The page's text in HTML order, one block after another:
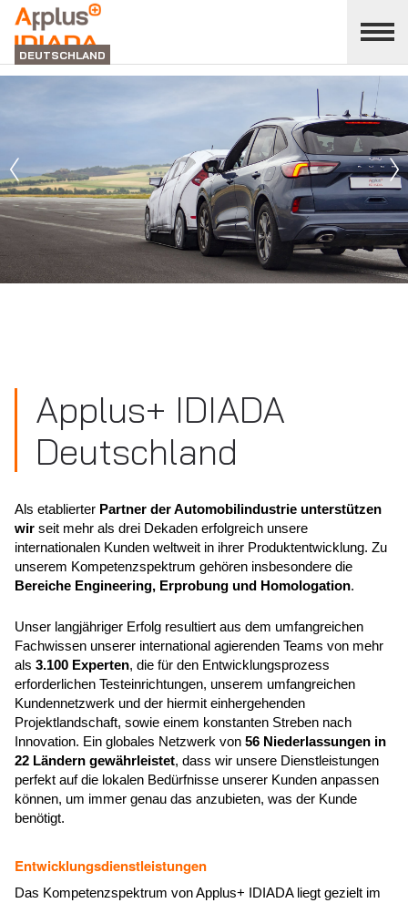
schließen
Applus+
Idiada
DEUTSCHLAND
Applus+ IDIADA
Deutschland
Als etablierter Partner der Automobilindustrie unterstützen
wir seit mehr als drei Dekaden erfolgreich unsere
internationalen Kunden weltweit in ihrer Produktentwicklung. Zu
unserem Kompetenzspektrum gehören insbesondere die
Bereiche Engineering, Erprobung und Homologation.
Unser langjähriger Erfolg resultiert aus dem umfangreichen
Fachwissen unserer international agierenden Teams von mehr
als 3.100 Experten, die für den Entwicklungsprozess
erforderlichen Testeinrichtungen, unserem umfangreichen
Kundennetzwerk und der hiermit einhergehenden
Projektlandschaft, sowie einem konstanten Streben nach
Innovation. Ein globales Netzwerk von 56 Niederlassungen in
22 Ländern gewährleistet, dass wir unsere Dienstleistungen
perfekt auf die lokalen Bedürfnisse unserer Kunden anpassen
können, um immer genau das anzubieten, was der Kunde
benötigt.
Entwicklungsdienstleistungen
Das Kompetenzspektrum von Applus+ IDIADA liegt gezielt im